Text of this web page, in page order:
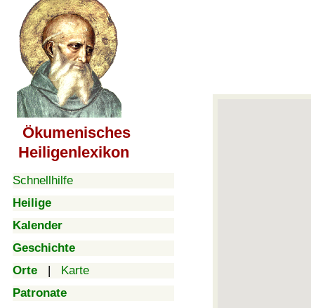
Ökumenisches
Heiligenlexikon
Schnellhilfe
Heilige
Kalender
Geschichte
Orte | Karte
Patronate